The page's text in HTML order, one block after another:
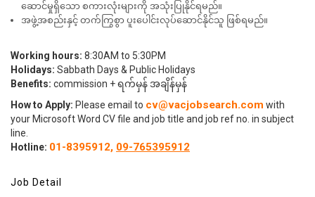
ဆောင်မှုရှိသော စကားလုံးများကို အသုံးပြုနိုင်ရမည်။
အဖွဲ့အစည်းနှင့် တက်ကြွစွာ ပူးပေါင်းလုပ်ဆောင်နိုင်သူ ဖြစ်ရမည်။
Working hours: 8:30AM to 5:30PM
Holidays: Sabbath Days & Public Holidays
Benefits: commission + ရက်မှန် အချိန်မှန်
How to Apply: Please email to cv@vacjobsearch.com with
your Microsoft Word CV file and job title and job ref no. in subject
line.
Hotline: 01-8395912, 09-765395912
Job Detail